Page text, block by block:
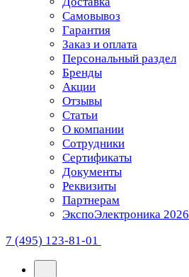
Самовывоз
Гарантия
Заказ и оплата
Персональный раздел
Бренды
Акции
Отзывы
Статьи
О компании
Сотрудники
Сертификаты
Документы
Реквизиты
Партнерам
ЭкспоЭлектроника 2026
7 (495) 123-81-01